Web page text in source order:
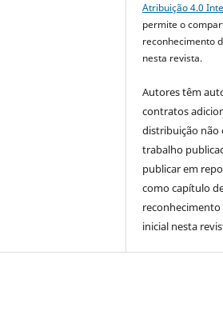
Atribuição 4.0
permite o
reconhecimento
nesta revista.
Autores têm
contratos
distribuição não
trabalho
publicar em
como capítulo
inicial nesta